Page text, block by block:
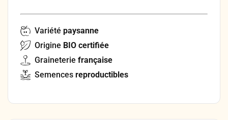
Variété paysanne
Origine BIO certifiée
Graineterie française
Semences reproductibles